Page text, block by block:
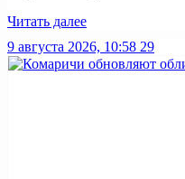
Читать далее
9 августа 2026, 10:58 29